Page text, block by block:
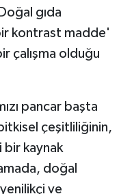
gıda
kontrast madde'
çalışma olduğu
pancar başta
çeşitliliğinin,
bir kaynak
doğal
ve